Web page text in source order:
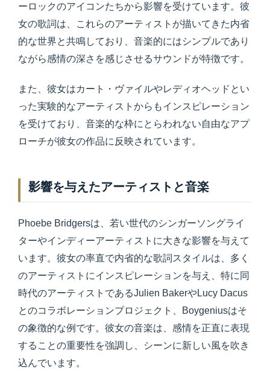
ーロックのアイコンたちから影響を受けています。彼
女の歌詞は、これらのアーティストが描いてきた内省
的な世界と共鳴しており、音楽的にはシンプルであり
ながら感情の深さを感じさせるサウンドが特徴です。
また、彼女はカート・ヴァイルやレディオヘッドとい
った実験的なアーティストからもインスピレーション
を受けており、音楽的な枠にとらわれない自由なアプ
ローチが彼女の作品に反映されています。
影響を与えたアーティストと音楽
Phoebe Bridgersは、若い世代のシンガーソングライ
ターやインディーアーティストに大きな影響を与えて
います。彼女の率直で内省的な歌詞スタイルは、多く
のアーティストにインスピレーションを与え、特に同
時代のアーティストであるJulien BakerやLucy Dacus
とのコラボレーションプロジェクト、Boygeniusはそ
の象徴的な例です。彼女の音楽は、感情を正直に表現
することの重要性を強調し、シーンに新しい風を吹き
込んでいます。